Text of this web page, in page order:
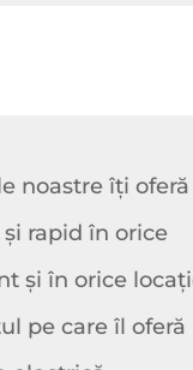
noastre îți oferă
rapid în orice
și în orice
pe care îl oferă